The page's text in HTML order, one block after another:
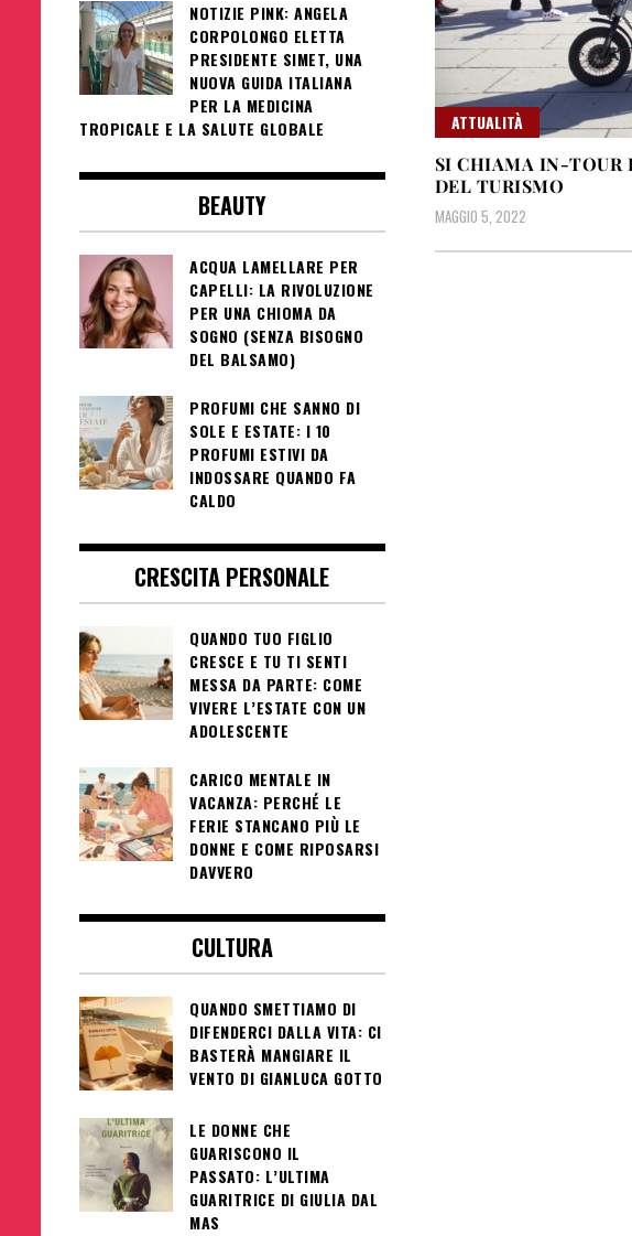
ATTUALITÀ
SI CHIAMA IN-TOUR
DEL TURISMO
MAGGIO 5, 2022
NOTIZIE PINK: ANGELA
CORPOLONGO ELETTA
PRESIDENTE SIMET, UNA
NUOVA GUIDA ITALIANA
PER LA MEDICINA
TROPICALE E LA SALUTE GLOBALE
BEAUTY
ACQUA LAMELLARE PER
CAPELLI: LA RIVOLUZIONE
PER UNA CHIOMA DA
SOGNO (SENZA BISOGNO
DEL BALSAMO)
PROFUMI CHE SANNO DI
SOLE E ESTATE: I 10
PROFUMI ESTIVI DA
INDOSSARE QUANDO FA
CALDO
CRESCITA PERSONALE
QUANDO TUO FIGLIO
CRESCE E TU TI SENTI
MESSA DA PARTE: COME
VIVERE L’ESTATE CON UN
ADOLESCENTE
CARICO MENTALE IN
VACANZA: PERCHÉ LE
FERIE STANCANO PIÙ LE
DONNE E COME RIPOSARSI
DAVVERO
CULTURA
QUANDO SMETTIAMO DI
DIFENDERCI DALLA VITA: CI
BASTERÀ MANGIARE IL
VENTO DI GIANLUCA GOTTO
LE DONNE CHE
GUARISCONO IL
PASSATO: L’ULTIMA
GUARITRICE DI GIULIA DAL
MAS